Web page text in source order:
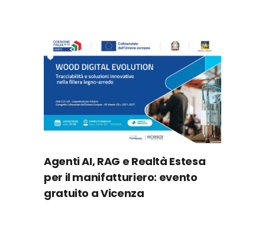
Agenti AI, RAG e Realtà Estesa
per il manifatturiero: evento
gratuito a Vicenza